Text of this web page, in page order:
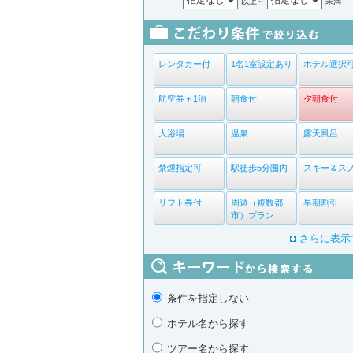
レンタカー付 1名1室設定あり ホテル選択
航空券＋1泊 朝食付 夕朝食付
大浴場 温泉 露天風呂
禁煙指定可 駅徒歩5分圏内 スキー＆ス
リフト券付
周遊（複数都
市）プラン
早期割引
さらに表示
条件を指定しない
ホテル名から探す
ツアー名から探す